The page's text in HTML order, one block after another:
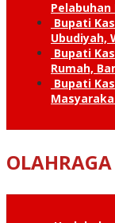
Pelabuhan
Bupati
Ubudiyah,
Bupati
Rumah,
Bupati
OLAHRAGA